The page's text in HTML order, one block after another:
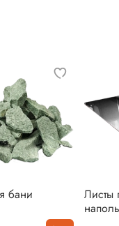
бани
Листы